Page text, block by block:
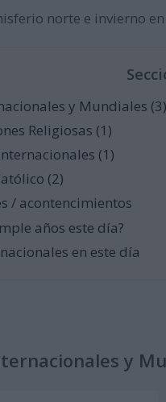
norte e invierno
y Mundiales (3)
Religiosas (1)
(1)
(2)
/ acontencimientos
años este día?
en este día
y